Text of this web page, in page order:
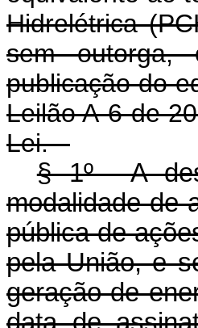
Hidrelétrica
sem
publicação do
Leilão A-6 de
Lei.
§ 1º A
modalidade de
pública de
pela União, e
geração de